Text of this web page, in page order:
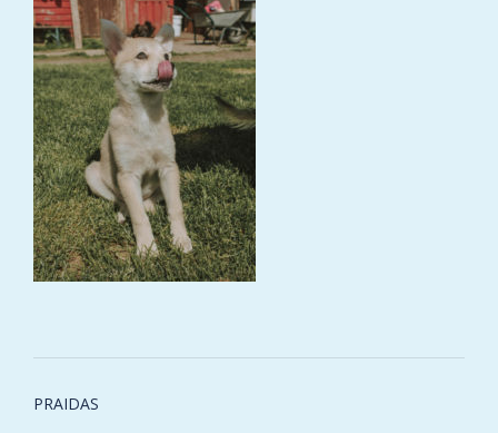
Post
PRAIDAS